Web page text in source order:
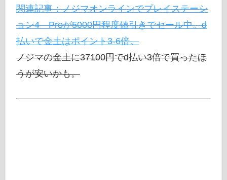
関連記事：ノジマオンラインでプレイステーシ
ョン4 Proが5000円程度値引きでセール中。d
払いで金土はポイント3-6倍。
ノジマの金土に37100円でd払い3倍で買ったほ
うが安いかも。